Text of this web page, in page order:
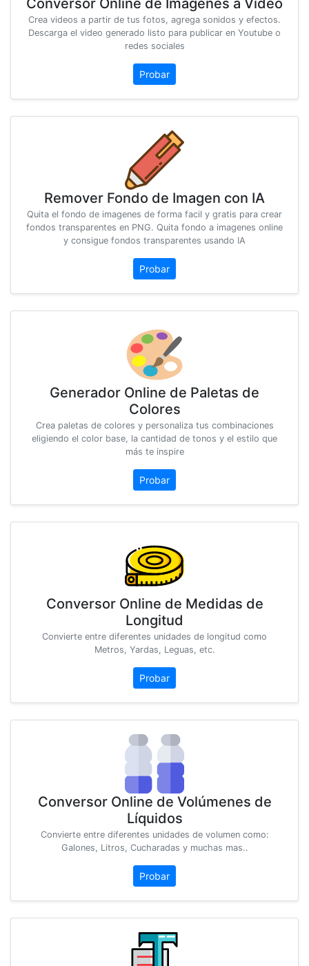
Conversor Online de Imagenes a Video
Crea videos a partir de tus fotos, agrega sonidos y efectos.
Descarga el video generado listo para publicar en Youtube o
redes sociales
Probar
Remover Fondo de Imagen con IA
Quita el fondo de imagenes de forma facil y gratis para crear
fondos transparentes en PNG. Quita fondo a imagenes online
y consigue fondos transparentes usando IA
Probar
Generador Online de Paletas de
Colores
Crea paletas de colores y personaliza tus combinaciones
eligiendo el color base, la cantidad de tonos y el estilo que
más te inspire
Probar
Conversor Online de Medidas de
Longitud
Convierte entre diferentes unidades de longitud como
Metros, Yardas, Leguas, etc.
Probar
Conversor Online de Volúmenes de
Líquidos
Convierte entre diferentes unidades de volumen como:
Galones, Litros, Cucharadas y muchas mas..
Probar